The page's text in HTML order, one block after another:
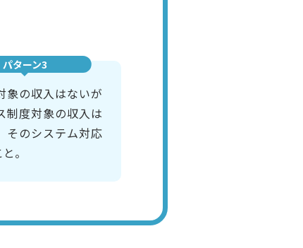
パターン3
象の収入はないが
制度対象の収入は
そのシステム対応
。